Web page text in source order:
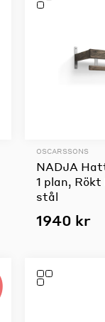
OSCARSSONS
NADJA
1 plan,
stål
1940 kr